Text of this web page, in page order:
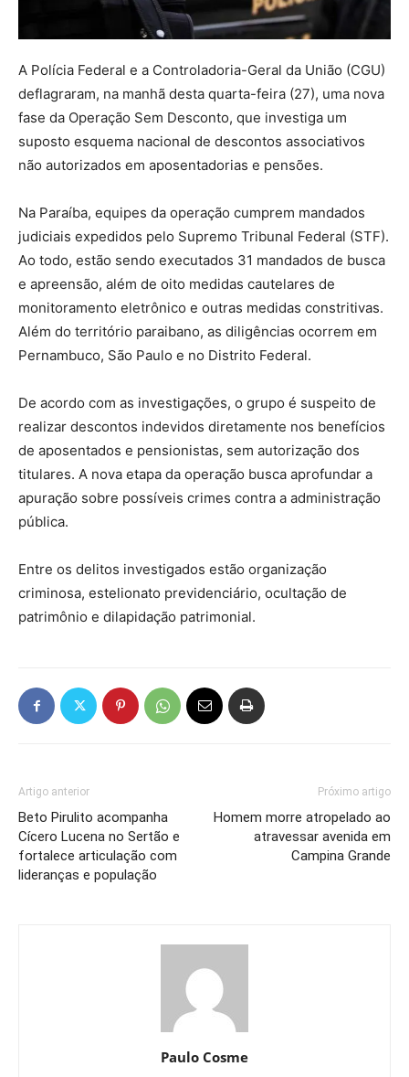
A Polícia Federal e a Controladoria-Geral da União (CGU)
deflagraram, na manhã desta quarta-feira (27), uma nova
fase da Operação Sem Desconto, que investiga um
suposto esquema nacional de descontos associativos
não autorizados em aposentadorias e pensões.
Na Paraíba, equipes da operação cumprem mandados
judiciais expedidos pelo Supremo Tribunal Federal (STF).
Ao todo, estão sendo executados 31 mandados de busca
e apreensão, além de oito medidas cautelares de
monitoramento eletrônico e outras medidas constritivas.
Além do território paraibano, as diligências ocorrem em
Pernambuco, São Paulo e no Distrito Federal.
De acordo com as investigações, o grupo é suspeito de
realizar descontos indevidos diretamente nos benefícios
de aposentados e pensionistas, sem autorização dos
titulares. A nova etapa da operação busca aprofundar a
apuração sobre possíveis crimes contra a administração
pública.
Entre os delitos investigados estão organização
criminosa, estelionato previdenciário, ocultação de
patrimônio e dilapidação patrimonial.
Artigo anterior
Beto Pirulito acompanha
Cícero Lucena no Sertão e
fortalece articulação com
lideranças e população
Próximo artigo
Homem morre atropelado ao
atravessar avenida em
Campina Grande
Paulo Cosme